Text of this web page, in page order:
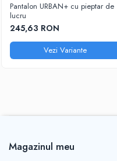
Pantalon URBAN+ cu pieptar de
lucru
245,63 RON
Vezi Variante
Magazinul meu